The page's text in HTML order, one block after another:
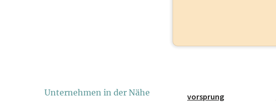
Unternehmen in der Nähe
vorsprung